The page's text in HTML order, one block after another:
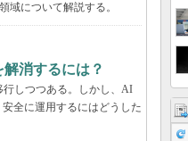
域について解説する。
消するには？
しつつある。しかし、AI
全に運用するにはどうした